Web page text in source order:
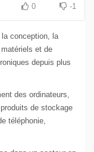
0 -1
conception, la
et de
depuis plus
des ordinateurs,
de stockage
téléphonie,